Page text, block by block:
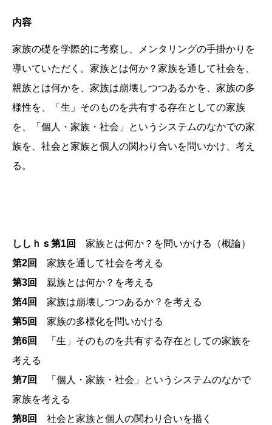
内容
家族の礎を学際的に考察し、メンタリングの手掛かりを
導いていただく。家族とは何か？家族を通して社会を、
親族とは何かを、家族は崩壊しつつあるかを、家族の多
様性を、「生」そのものを共有する存在としての家族
を、「個人・家族・社会」というシステムのなかでの家
族を、社会と家族と個人の関わり合いを問いかけ、考え
る。
ししｈｓ第1回
家族とは何か？を問いかける（概論）
第2回
家族を通して社会を考える
第3回
親族とは何か？を考える
第4回
家族は崩壊しつつあるか？を考える
第5回
家族の多様化を問いかける
第6回
「生」そのものを共有する存在としての家族を
考える
第7回
「個人・家族・社会」というシステムのなかで
家族を考える
第8回
社会と家族と個人の関わり合いを描く